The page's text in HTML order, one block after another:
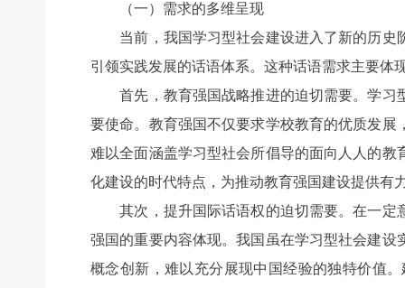
（一）需求的多维呈现
当前，我国学习型社会建设进入了新的历史
引领实践发展的话语体系。这种话语需求主要体
首先，教育强国战略推进的迫切需要。学习
要使命。教育强国不仅要求学校教育的优质发
难以全面涵盖学习型社会所倡导的面向人人的
化建设的时代特点，为推动教育强国建设提供有
其次，提升国际话语权的迫切需要。在一定
强国的重要内容体现。我国虽在学习型社会建
概念创新，难以充分展现中国经验的独特价值